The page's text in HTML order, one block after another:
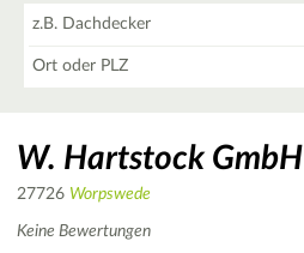
W. Hartstock GmbH
27726 Worpswede
Keine Bewertungen